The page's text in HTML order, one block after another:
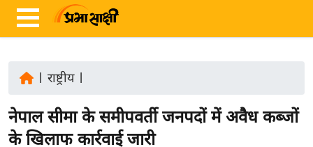
ज़ा
ख
राष्ट्रीय|
नेपाल सीमा के समीपवर्ती जनपदों में अवैध कब्जों
के खिलाफ कार्रवाई जारी